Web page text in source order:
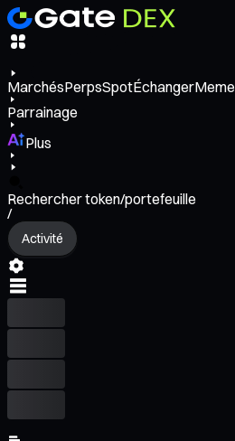
MarchésPerpsSpotÉchangerMeme
Parrainage
Plus
Rechercher token/portefeuille
/
Activité